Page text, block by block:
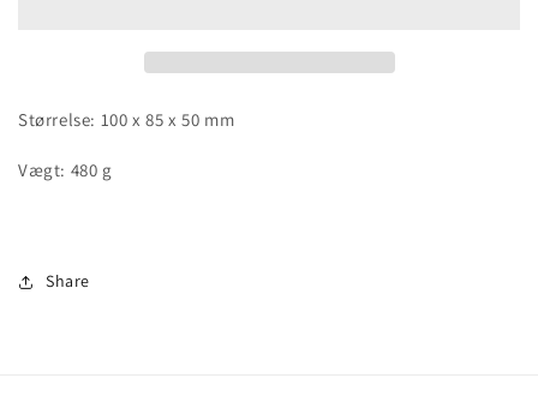
Størrelse: 100 x 85 x 50 mm
Vægt: 480 g
Share